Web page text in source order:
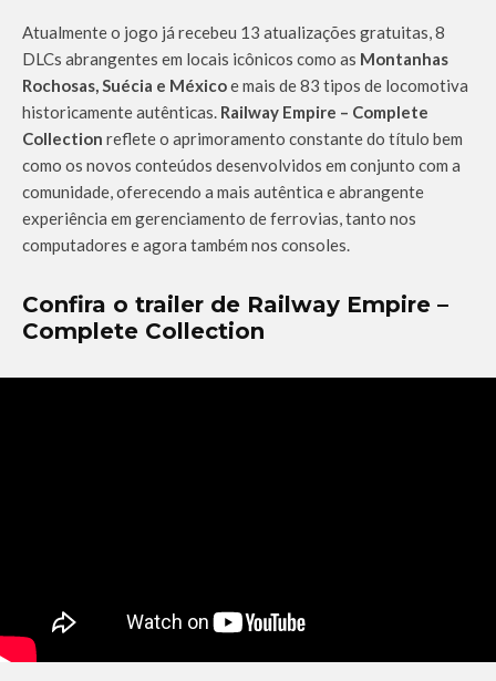
Atualmente o jogo já recebeu 13 atualizações gratuitas, 8
DLCs abrangentes em locais icônicos como as Montanhas
Rochosas, Suécia e Méxicoe mais de 83 tipos de locomotiva
historicamente autênticas. Railway Empire – Complete
Collection reflete o aprimoramento constante do título bem
como os novos conteúdos desenvolvidos em conjunto com a
comunidade, oferecendo a mais autêntica e abrangente
experiência em gerenciamento de ferrovias, tanto nos
computadores e agora também nos consoles.
Confira o trailer de Railway Empire –
Complete Collection